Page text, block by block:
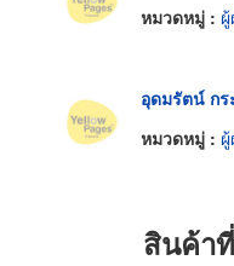
หมวดหมู่ :
อุดมรัตน์ กร
หมวดหมู่ :
สินค้า